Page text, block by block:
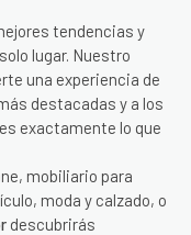
tendencias y
lugar. Nuestro
una experiencia de
destacadas y a los
exactamente lo que
mobiliario para
moda y calzado, o
descubrirás